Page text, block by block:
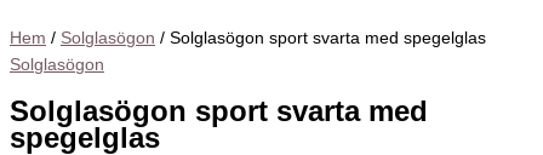
Hem / Solglasögon / Solglasögon sport svarta med spegelglas
Solglasögon
Solglasögon sport svarta med
spegelglas